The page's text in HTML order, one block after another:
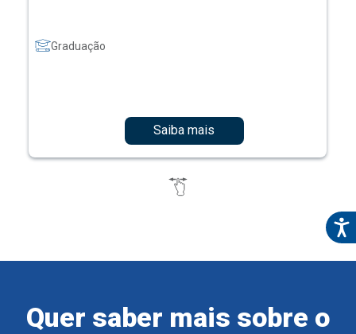
Graduação
Saiba mais
Quer saber mais sobre o